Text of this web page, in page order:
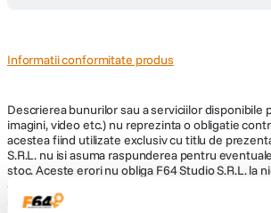
Informatii conformitate produs
Descrierea bunurilor sau a serviciilor disponibile
imagini, video etc.) nu reprezinta o obligatie
acestea fiind utilizate exclusiv cu titlu de
S.R.L. nu isi asuma raspunderea pentru
stoc. Aceste erori nu obliga F64 Studio S.R.L. la
disponibilitatea produselor comercializate de
suferi modificari ulterioare, acest lucru fiind